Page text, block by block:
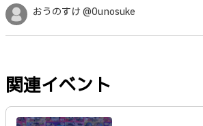
おうのすけ @0unosuke
関連イベント